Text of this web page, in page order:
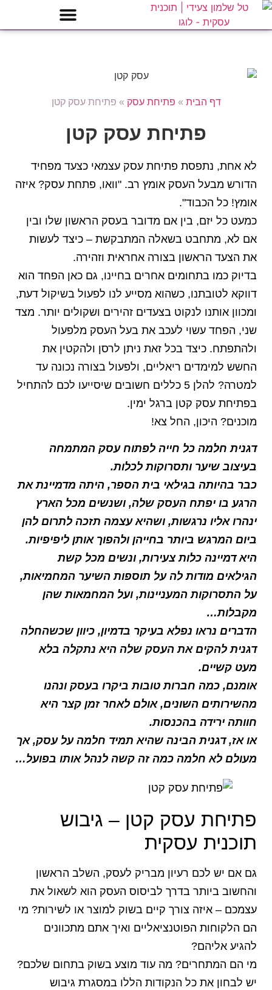
דף הבית » פתיחת עסק » פתיחת עסק קטן
פתיחת עסק קטן
לא אחת, נתפסת פתיחת עסק עצמאי כצעד מפחיד
הדורש מבעל העסק אומץ רב. "וואו, פתחת עסק? איזה
אומץ! כל הכבוד".
כמעט כל יזם, בין אם מדובר בעסק הראשון שלו ובין
אם לא, מתחבט בשאלה המתבקשת – כיצד לעשות
את הצעד הראשון בצורה אחראית וזהירה.
בדיוק כמו בתחומים אחרים בחיינו, גם כאן הפחד הוא
דווקא לטובתנו, כשהוא מסייע לנו לפעול בשיקול דעת,
ומכוון אותנו לנקוט בצעדים זהירים ושקולים יותר. מצד
שני, הפחד עשוי לעכב את בעל העסק מלפעול
ולהתפתח. כיצד בכל זאת ניתן לרסן ולהקטין את
החשש למימדים ריאליים, ולפעול בצורה נכונה עד
למטרה? להלן 5 כללים חשובים שיסייעו לכם להתחיל
בפתיחת עסק קטן ברגל ימין.
מוכנים? היכון, החל צא!
דגנית חלמה כל חייה לפתוח עסק המתמחה
בעיצוב שיער ותסרוקות לכלות.
כבר בהיותה בגילאי בית הספר, היתה מדמיינת את
הרגע בו יפתח העסק שלה, ושנשים מכל הארץ
ינהרו אליו נרגשות, ושהיא עצמה תזכה לתרום להן
ביום המרגש ביותר בחייהן ולהפוך אותן ליפיפיות.
היא דמיינה כלות צעירות, ונשים מכל קשת
הגילאים מודות לה על תוספות השיער המחמיאות,
על התסרוקות המעניינות, ועל המחמאות שהן
מקבלות…
הדברים נראו נפלא בעיקר בדמיון, כיוון שכשהחלה
דגנית להקים את העסק שלה היא נתקלה בלא
מעט קשיים.
אומנם, כמה חברות טובות ביקרו בעסק ונהנו
מהשירותים השונים, אולם לאחר זמן קצר היא
חוותה ירידה בהכנסות.
או אז, דגנית הבינה שהיא תמיד חלמה על עסק, אך
מעולם לא חלמה כמה זה קשה לנהל אותו בפועל…
פתיחת עסק קטן – גיבוש
תוכנית עסקית
גם אם יש לכם רעיון מבריק לעסק, השלב הראשון
והחשוב ביותר בדרך לביסוס העסק הוא לשאול את
עצמכם – איזה צורך קיים בשוק למוצר או לשירות? מי
הם הלקוחות הפוטנציאליים ואיך אתם מתכוונים
להגיע אליהם?
מי הם המתחרים? מה עוד מוצע בשוק בתחום שלכם?
יש לבחון את כל הנקודות הללו במסגרת גיבוש